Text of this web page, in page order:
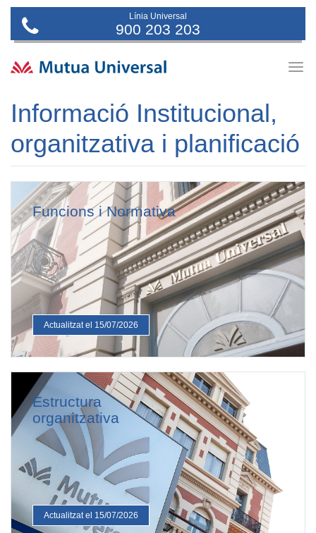
Línia Universal
900 203 203
Informació Institucional,
organitzativa i planificació
Funcions i Normativa
Actualitzat el 15/07/2026
Estructura
organitzativa
Actualitzat el 15/07/2026